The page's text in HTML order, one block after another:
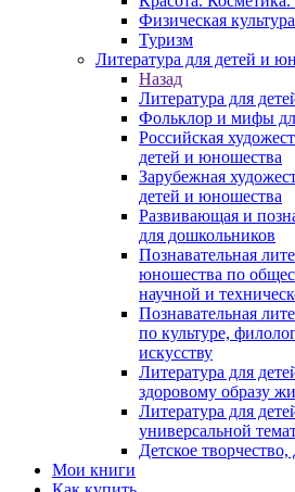
Физическая
Туризм
Литература для детей и
Назад
Литература для
Фольклор и мифы
Российская
детей и юношества
Зарубежная
детей и юношества
Развивающая и
для дошкольников
Познавательная
юношества по
научной и
Познавательная
по культуре,
искусству
Литература для
здоровому образу
Литература для
универсальной
Детское
Мои книги